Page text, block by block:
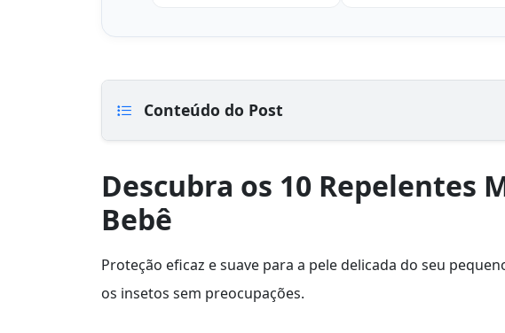
Conteúdo do Post
Descubra os 10 Repelentes
Bebê
Proteção eficaz e suave para a pele delicada do seu
os insetos sem preocupações.